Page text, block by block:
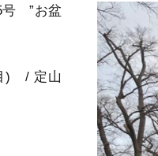
”お盆
) / 定山